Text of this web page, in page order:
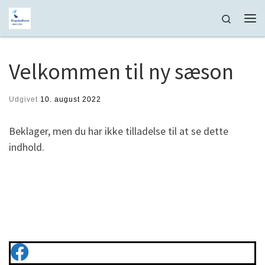
Fortsæt til indhold
Search
Velkommen til ny sæson
Udgivet 10. august 2022
Beklager, men du har ikke tilladelse til at se dette
indhold.